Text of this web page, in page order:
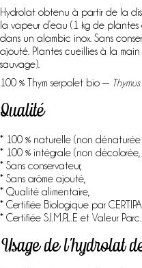
Hydrolat obtenu à partir de la
la vapeur d’eau (1 kg de plantes
dans un alambic inox. Sans
ajouté. Plantes cueillies à la
sauvage).
100 % Thym serpolet bio —
Qualité
* 100 % naturelle (non dénaturée
* 100 % intégrale (non
* Sans conservateur,
* Sans arôme ajouté,
* Qualité alimentaire,
* Certifiée Biologique par
* Certifiée S.I.M.P.L.E et Valeur Parc.
Usage de l’hydrolat